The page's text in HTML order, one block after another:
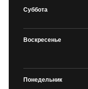
Суббота
Воскресенье
Понедельник